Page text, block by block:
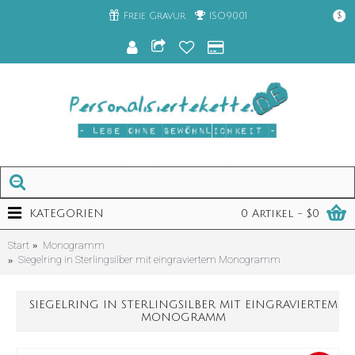
Freie Gravur ISO9001 $
0 Artikel - $0
KATEGORIEN
Start
Monogramm
Siegelring in Sterlingsilber mit eingraviertem Monogramm
SIEGELRING IN STERLINGSILBER MIT EINGRAVIERTEM
MONOGRAMM